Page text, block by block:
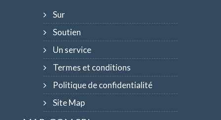
Sur
Soutien
Un service
Termes et conditions
Politique de confidentialité
Site Map